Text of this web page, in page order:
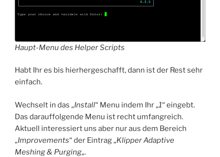
Haupt-Menu des Helper Scripts
Habt Ihr es bis hierhergeschafft, dann ist der Rest sehr
einfach.
Wechselt in das „Install“ Menu indem Ihr „1“ eingebt.
Das darauffolgende Menu ist recht umfangreich.
Aktuell interessiert uns aber nur aus dem Bereich
„Improvements“ der Eintrag „Klipper Adaptive
Meshing & Purging„.